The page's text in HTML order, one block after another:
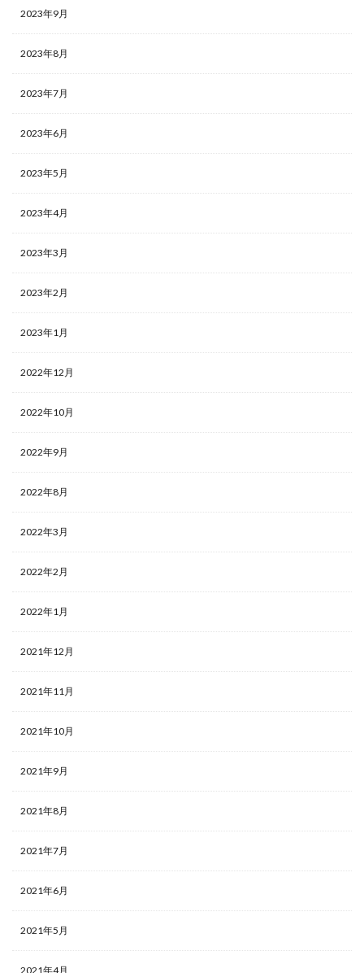
2023年9月
2023年8月
2023年7月
2023年6月
2023年5月
2023年4月
2023年3月
2023年2月
2023年1月
2022年12月
2022年10月
2022年9月
2022年8月
2022年3月
2022年2月
2022年1月
2021年12月
2021年11月
2021年10月
2021年9月
2021年8月
2021年7月
2021年6月
2021年5月
2021年4月